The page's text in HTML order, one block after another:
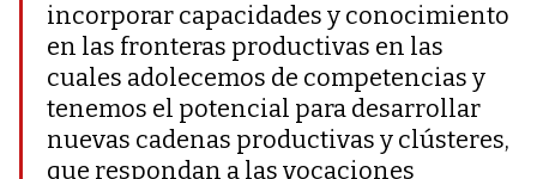
incorporar capacidades y conocimiento
en las fronteras productivas en las
cuales adolecemos de competencias y
tenemos el potencial para desarrollar
nuevas cadenas productivas y clústeres,
que respondan a las vocaciones